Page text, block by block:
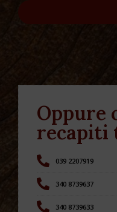
Oppure
recapiti
039 2207919
340 8739637
340 8739633